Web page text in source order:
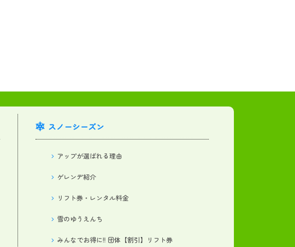
スノーシーズン
アップが選ばれる理由
ゲレンデ紹介
リフト券・レンタル料金
雪のゆうえんち
みんなでお得に!! 団体【割引】リフト券